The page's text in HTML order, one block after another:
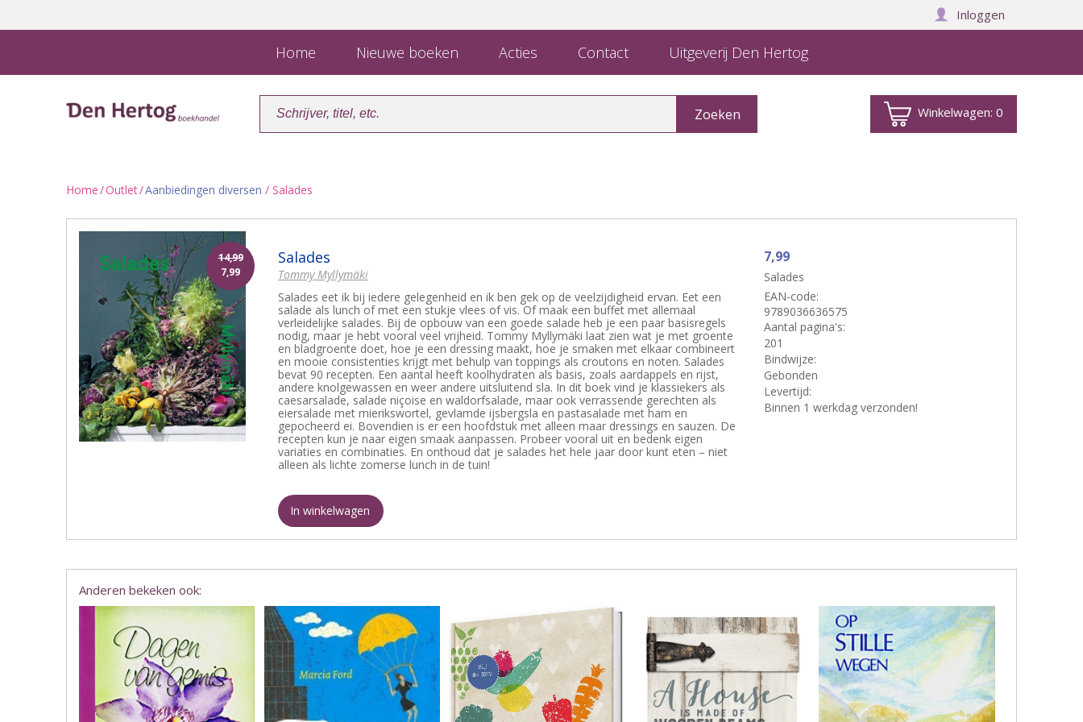
Inloggen
Home Nieuwe boeken Acties Contact Uitgeverij Den Hertog
Winkelwagen:0
Home/Outlet/Aanbiedingen diversen / Salades
14,99
7,99
Salades
Tommy Myllymäki
Salades eet ik bij iedere gelegenheid en ik ben gek op de veelzijdigheid ervan. Eet een
salade als lunch of met een stukje vlees of vis. Of maak een buffet met allemaal
verleidelijke salades. Bij de opbouw van een goede salade heb je een paar basisregels
nodig, maar je hebt vooral veel vrijheid. Tommy Myllymäki laat zien wat je met groente
en bladgroente doet, hoe je een dressing maakt, hoe je smaken met elkaar combineert
en mooie consistenties krijgt met behulp van toppings als croutons en noten. Salades
bevat 90 recepten. Een aantal heeft koolhydraten als basis, zoals aardappels en rijst,
andere knolgewassen en weer andere uitsluitend sla. In dit boek vind je klassiekers als
caesarsalade, salade niçoise en waldorfsalade, maar ook verrassende gerechten als
eiersalade met mierikswortel, gevlamde ijsbergsla en pastasalade met ham en
gepocheerd ei. Bovendien is er een hoofdstuk met alleen maar dressings en sauzen. De
recepten kun je naar eigen smaak aanpassen. Probeer vooral uit en bedenk eigen
variaties en combinaties. En onthoud dat je salades het hele jaar door kunt eten – niet
alleen als lichte zomerse lunch in de tuin!
7,99
Salades
EAN-code:
9789036636575
Aantal pagina's:
201
Bindwijze:
Gebonden
Levertijd:
Binnen 1 werkdag verzonden!
In winkelwagen
Anderen bekeken ook: